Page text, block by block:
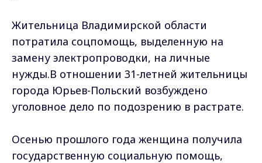
Жительница Владимирской области
потратила соцпомощь, выделенную на
замену электропроводки, на личные
нужды.В отношении 31-летней жительницы
города Юрьев-Польский возбуждено
уголовное дело по подозрению в растрате.
Осенью прошлого года женщина получила
государственную социальную помощь,